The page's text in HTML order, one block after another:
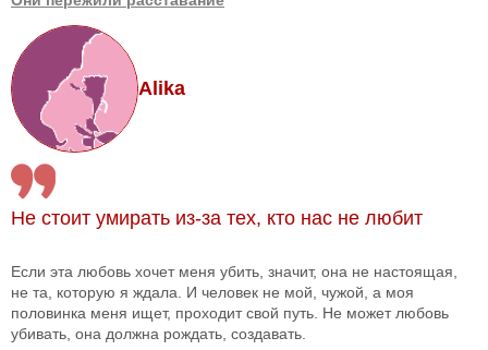
Alika
Не стоит умирать из-за тех, кто нас не любит
Если эта любовь хочет меня убить, значит, она не настоящая,
не та, которую я ждала. И человек не мой, чужой, а моя
половинка меня ищет, проходит свой путь. Не может любовь
убивать, она должна рождать, создавать.